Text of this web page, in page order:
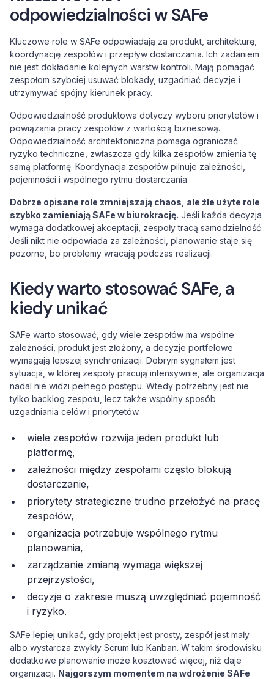
odpowiedzialności w SAFe
Kluczowe role w SAFe odpowiadają za produkt, architekturę,
koordynację zespołów i przepływ dostarczania. Ich zadaniem
nie jest dokładanie kolejnych warstw kontroli. Mają pomagać
zespołom szybciej usuwać blokady, uzgadniać decyzje i
utrzymywać spójny kierunek pracy.
Odpowiedzialność produktowa dotyczy wyboru priorytetów i
powiązania pracy zespołów z wartością biznesową.
Odpowiedzialność architektoniczna pomaga ograniczać
ryzyko techniczne, zwłaszcza gdy kilka zespołów zmienia tę
samą platformę. Koordynacja zespołów pilnuje zależności,
pojemności i wspólnego rytmu dostarczania.
Dobrze opisane role zmniejszają chaos, ale źle użyte role
szybko zamieniają SAFe w biurokrację. Jeśli każda decyzja
wymaga dodatkowej akceptacji, zespoły tracą samodzielność.
Jeśli nikt nie odpowiada za zależności, planowanie staje się
pozorne, bo problemy wracają podczas realizacji.
Kiedy warto stosować SAFe, a
kiedy unikać
SAFe warto stosować, gdy wiele zespołów ma wspólne
zależności, produkt jest złożony, a decyzje portfelowe
wymagają lepszej synchronizacji. Dobrym sygnałem jest
sytuacja, w której zespoły pracują intensywnie, ale organizacja
nadal nie widzi pełnego postępu. Wtedy potrzebny jest nie
tylko backlog zespołu, lecz także wspólny sposób
uzgadniania celów i priorytetów.
wiele zespołów rozwija jeden produkt lub
platformę,
zależności między zespołami często blokują
dostarczanie,
priorytety strategiczne trudno przełożyć na pracę
zespołów,
organizacja potrzebuje wspólnego rytmu
planowania,
zarządzanie zmianą wymaga większej
przejrzystości,
decyzje o zakresie muszą uwzględniać pojemność
i ryzyko.
SAFe lepiej unikać, gdy projekt jest prosty, zespół jest mały
albo wystarcza zwykły Scrum lub Kanban. W takim środowisku
dodatkowe planowanie może kosztować więcej, niż daje
organizacji. Najgorszym momentem na wdrożenie SAFe